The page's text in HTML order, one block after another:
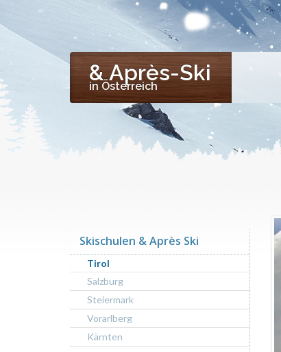
& Après-Ski
in Österreich
Skischulen & Après Ski
Tirol
Salzburg
Steiermark
Vorarlberg
Kärnten